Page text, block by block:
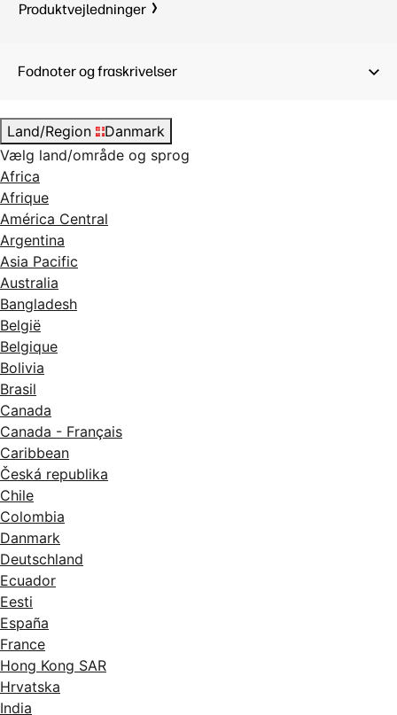
Produktvejledninger
Fodnoter og fraskrivelser
Land/Region
Danmark
Vælg land/område og sprog
Africa
Afrique
América Central
Argentina
Asia Pacific
Australia
Bangladesh
België
Belgique
Bolivia
Brasil
Canada
Canada - Français
Caribbean
Česká republika
Chile
Colombia
Danmark
Deutschland
Ecuador
Eesti
España
France
Hong Kong SAR
Hrvatska
India